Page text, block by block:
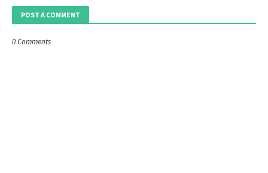
POST A COMMENT
0 Comments